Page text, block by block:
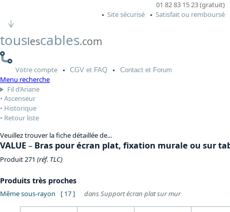
01 82 83 15 23 (gratuit)
Site sécurisé
Satisfait ou remboursé
touslescables.com
Votrecompte CGV et FAQ Contactet Forum
Menu recherche
Fil d’Ariane
Ascenseur
Historique
Retour liste
Veuillez trouver la fiche détaillée de...
VALUE– Bras pour écran plat, fixation murale ou sur
Produit 271 (réf. TLC)
Produits très proches
Même sous-rayon [ 17 ] dans Support écran plat sur mur